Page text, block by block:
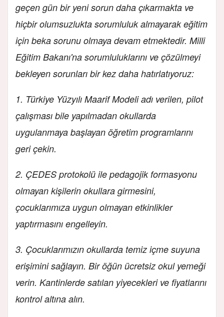
geçen gün bir yeni sorun daha çıkarmakta ve
hiçbir olumsuzlukta sorumluluk almayarak eğitim
için beka sorunu olmaya devam etmektedir. Milli
Eğitim Bakanı'na sorumluluklarını ve çözülmeyi
bekleyen sorunları bir kez daha hatırlatıyoruz:
1. Türkiye Yüzyılı Maarif Modeli adı verilen, pilot
çalışması bile yapılmadan okullarda
uygulanmaya başlayan öğretim programlarını
geri çekin.
2. ÇEDES protokolü ile pedagojik formasyonu
olmayan kişilerin okullara girmesini,
çocuklarımıza uygun olmayan etkinlikler
yaptırmasını engelleyin.
3. Çocuklarımızın okullarda temiz içme suyuna
erişimini sağlayın. Bir öğün ücretsiz okul yemeği
verin. Kantinlerde satılan yiyecekleri ve fiyatlarını
kontrol altına alın.